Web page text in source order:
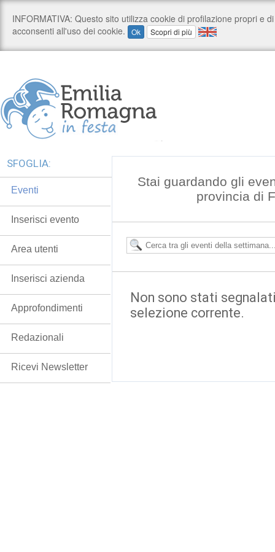
Stai guardando gli
provincia di
Non sono stati
selezione corrente.
SFOGLIA:
Eventi
Inserisci evento
Area utenti
Inserisci azienda
Approfondimenti
Redazionali
Ricevi Newsletter